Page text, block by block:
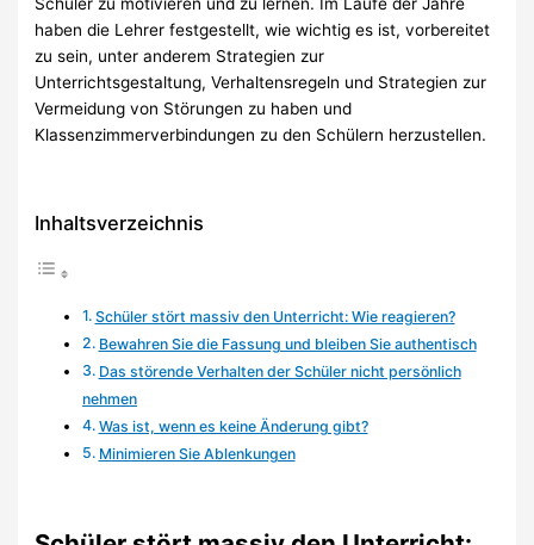
Schüler zu motivieren und zu lernen. Im Laufe der Jahre
haben die Lehrer festgestellt, wie wichtig es ist, vorbereitet
zu sein, unter anderem Strategien zur
Unterrichtsgestaltung, Verhaltensregeln und Strategien zur
Vermeidung von Störungen zu haben und
Klassenzimmerverbindungen zu den Schülern herzustellen.
Inhaltsverzeichnis
Schüler stört massiv den Unterricht: Wie reagieren?
Bewahren Sie die Fassung und bleiben Sie authentisch
Das störende Verhalten der Schüler nicht persönlich
nehmen
Was ist, wenn es keine Änderung gibt?
Minimieren Sie Ablenkungen